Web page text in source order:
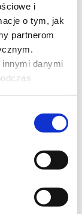
i
o tym, jak
partnerom
danymi